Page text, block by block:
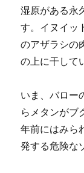
湿原がある永
す。イヌイッ
のアザラシの
の上に干して
いま、バロー
らメタンがブ
年前にはみら
発する危険な